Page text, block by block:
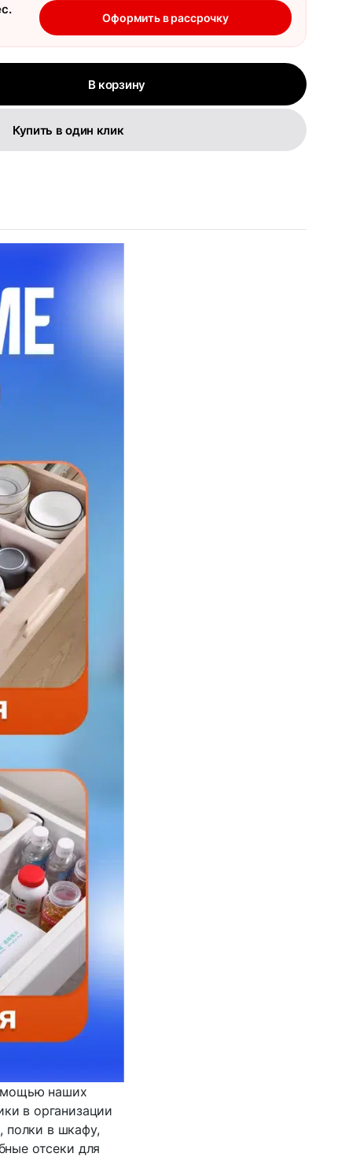
Оформить в рассрочку
В корзину
Купить в один клик
наших
в организации
полки в шкафу,
отсеки для